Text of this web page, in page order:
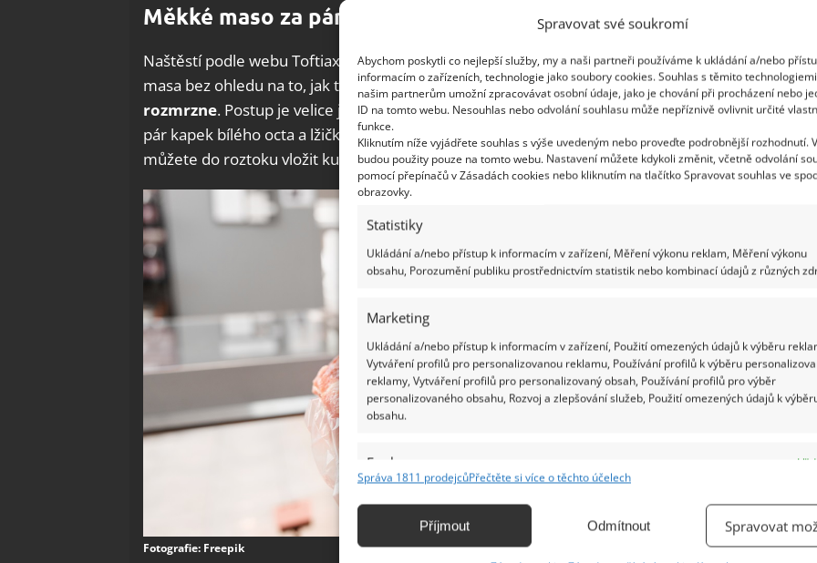
Spravovat své soukromí
Abychom poskytli co nejlepší služby, my a naši partneři používáme k ukládání a/nebo
informacím o zařízeních, technologie jako soubory cookies. Souhlas s těmito
našim partnerům umožní zpracovávat osobní údaje, jako je chování při procházení nebo
ID na tomto webu. Nesouhlas nebo odvolání souhlasu může nepříznivě ovlivnit určité
funkce.
Kliknutím níže vyjádřete souhlas s výše uvedeným nebo proveďte podrobnější rozhodnutí.
budou použity pouze na tomto webu. Nastavení můžete kdykoli změnit, včetně odvolání
pomocí přepínačů v Zásadách cookies nebo kliknutím na tlačítko Spravovat souhlas ve
obrazovky.
Statistiky
Ukládání a/nebo přístup k informacím v zařízení, Měření výkonu reklam, Měření výkonu
obsahu, Porozumění publiku prostřednictvím statistik nebo kombinací údajů z různých
Marketing
Ukládání a/nebo přístup k informacím v zařízení, Použití omezených údajů k výběru
Vytváření profilů pro personalizovanou reklamu, Používání profilů k výběru
reklamy, Vytváření profilů pro personalizovaný obsah, Používání profilů pro výběr
personalizovaného obsahu, Rozvoj a zlepšování služeb, Použití omezených údajů k
obsahu.
Funkce
Identifikace zařízení na základě automaticky přenášených informací.
Správa 1811 prodejcůPřečtěte si více o těchto účelech
Příjmout Odmítnout Spravovat
Měkké maso za pár minut
Naštěstí podle webu Toftiaxa existuje velmi rychlý a dokonalý způsob rozmrazování
masa bez ohledu na to, jak tvrdé je. Stačí kápnout párkapek bílého octa a do 3 minut
rozmrzne. Postup je velice jednoduchý. Naplňte hrnec o velikosti masa vodou. Přidejte
pár kapek bílého octa a lžičku soli. Poté míchejte, dokud se sůl a ocet nerozpustí. Nyní
můžete do roztoku vložit kus zmrzlého masa.
Fotografie: Freepik